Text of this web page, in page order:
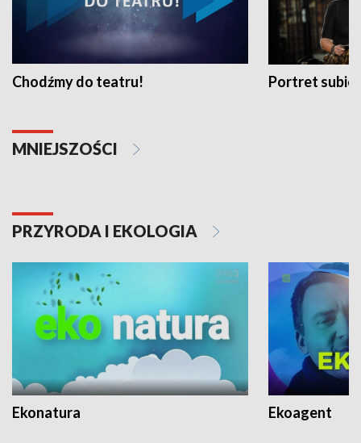
Chodźmy do teatru! Portret
MNIEJSZOŚCI
PRZYRODA I EKOLOGIA
Ekonatura Ekoagent